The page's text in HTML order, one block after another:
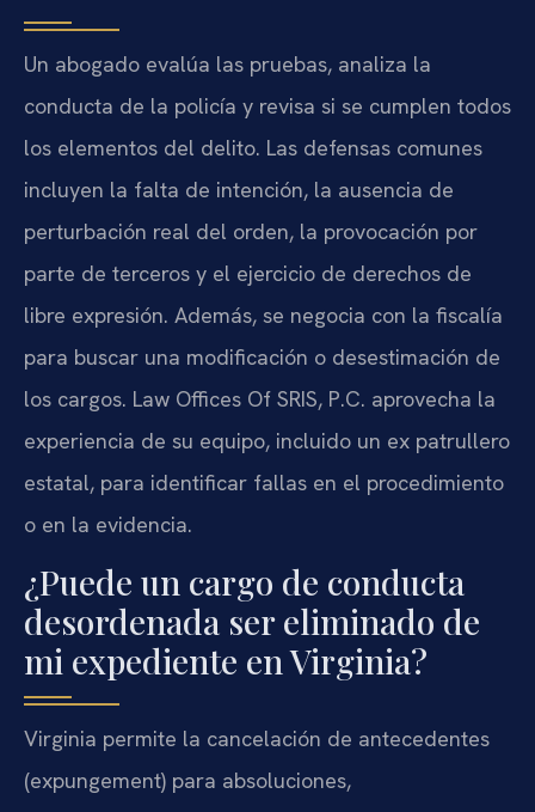
Un abogado evalúa las pruebas, analiza la
conducta de la policía y revisa si se cumplen todos
los elementos del delito. Las defensas comunes
incluyen la falta de intención, la ausencia de
perturbación real del orden, la provocación por
parte de terceros y el ejercicio de derechos de
libre expresión. Además, se negocia con la fiscalía
para buscar una modificación o desestimación de
los cargos. Law Offices Of SRIS, P.C. aprovecha la
experiencia de su equipo, incluido un ex patrullero
estatal, para identificar fallas en el procedimiento
o en la evidencia.
¿Puede un cargo de conducta
desordenada ser eliminado de
mi expediente en Virginia?
Virginia permite la cancelación de antecedentes
(expungement) para absoluciones,